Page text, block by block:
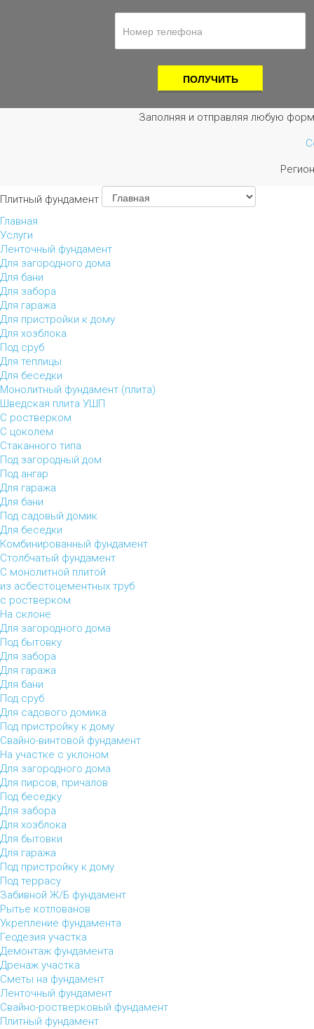
Заполняя и отправляя любую
Плитный фундамент
Главная
Услуги
Ленточный фундамент
Для загородного дома
Для бани
Для забора
Для гаража
Для пристройки к дому
Для хозблока
Под сруб
Для теплицы
Для беседки
Монолитный фундамент (плита)
Шведская плита УШП
С ростверком
С цоколем
Стаканного типа
Под загородный дом
Под ангар
Для гаража
Для бани
Под садовый домик
Для беседки
Комбинированный фундамент
Столбчатый фундамент
С монолитной плитой
из асбестоцементных труб
с ростверком
На склоне
Для загородного дома
Под бытовку
Для забора
Для гаража
Для бани
Под сруб
Для садового домика
Под пристройку к дому
Свайно-винтовой фундамент
На участке с уклоном
Для загородного дома
Для пирсов, причалов
Под беседку
Для забора
Для хозблока
Для бытовки
Для гаража
Под пристройку к дому
Под террасу
Забивной Ж/Б фундамент
Рытье котлованов
Укрепление фундамента
Геодезия участка
Демонтаж фундамента
Дренаж участка
Сметы на фундамент
Ленточный фундамент
Свайно-ростверковый фундамент
Плитный фундамент